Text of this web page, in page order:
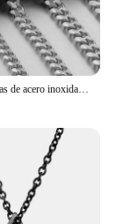
Collar de cadenas de acero inoxidable para hombre, Gargantilla básica de rapero en el cuello, joyería de moda, Hip Hop, ancho, 3/5/7/9MM, Eslabón cubano